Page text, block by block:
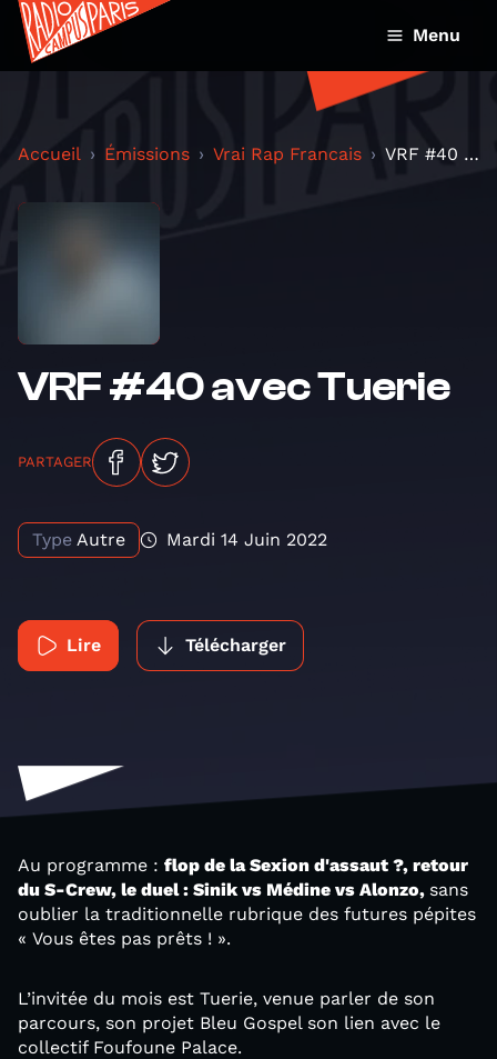
Menu
Accueil Émissions Vrai Rap Francais VRF #40 avec Tuerie
VRF #40 avec Tuerie
PARTAGER
Type Autre Mardi 14 Juin 2022
Lire Télécharger
Au programme : flop de la Sexion d'assaut ?, retour
du S-Crew, le duel : Sinik vs Médine vs Alonzo, sans
oublier la traditionnelle rubrique des futures pépites
« Vous êtes pas prêts ! ».
L’invitée du mois est Tuerie, venue parler de son
parcours, son projet Bleu Gospel son lien avec le
collectif Foufoune Palace.